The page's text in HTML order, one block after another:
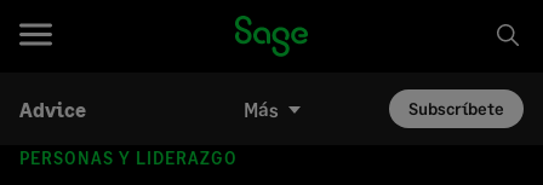
Advice Más Subscríbete
PERSONAS Y LIDERAZGO